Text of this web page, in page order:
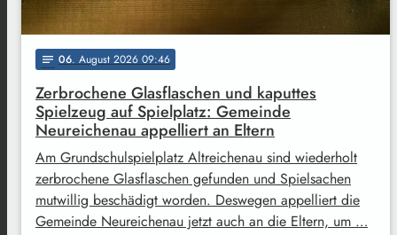
notes 06. August 2026 09:46
Zerbrochene Glasflaschen und kaputtes
Spielzeug auf Spielplatz: Gemeinde
Neureichenau appelliert an Eltern
Am Grundschulspielplatz Altreichenau sind wiederholt
zerbrochene Glasflaschen gefunden und Spielsachen
mutwillig beschädigt worden. Deswegen appelliert die
Gemeinde Neureichenau jetzt auch an die Eltern, um …